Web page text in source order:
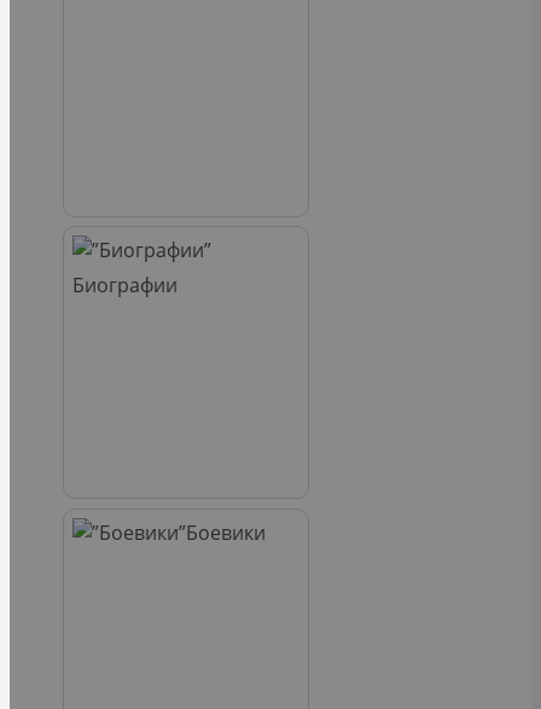
Биографии
Боевики